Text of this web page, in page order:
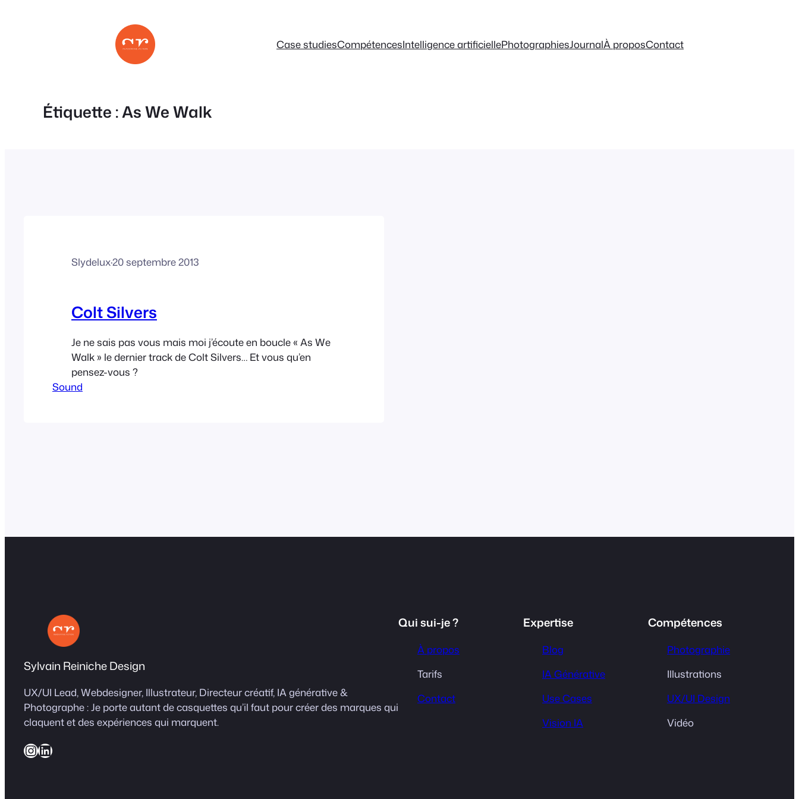
Case studiesCompétencesIntelligence artificiellePhotographiesJournalÀ proposContact
Étiquette :As We Walk
Slydelux·20 septembre 2013
Colt Silvers
Je ne sais pas vous mais moi j’écoute en boucle « As We
Walk » le dernier track de Colt Silvers… Et vous qu’en
pensez-vous ?
Sound
Sylvain Reiniche Design
UX/UI Lead, Webdesigner, Illustrateur, Directeur créatif, IA générative &
Photographe : Je porte autant de casquettes qu’il faut pour créer des marques qui
claquent et des expériences qui marquent.
InstagramLinkedIn
Qui sui-je ?
À propos
Tarifs
Contact
Expertise
Blog
IA Générative
Use Cases
Vision IA
Compétences
Photographie
Illustrations
UX/UI Design
Vidéo